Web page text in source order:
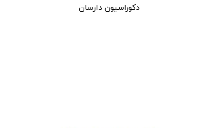
دکوراسیون دارسان